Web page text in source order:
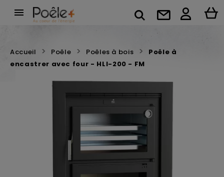

Accueil Poêle Poêles à bois
Poêle à
encastrer avec four - HLI-200 - FM